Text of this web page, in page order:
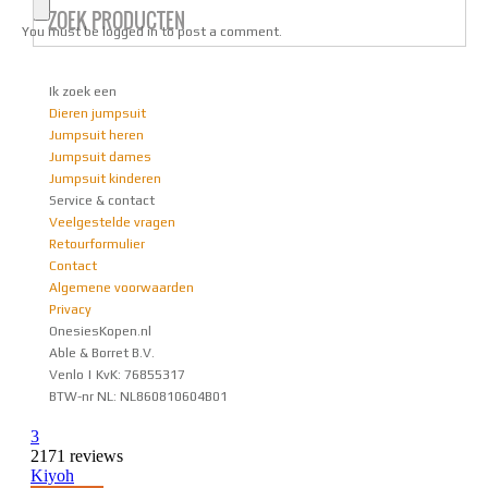
You must be logged in to post a comment.
Ik zoek een
Dieren jumpsuit
Jumpsuit heren
Jumpsuit dames
Jumpsuit kinderen
Service & contact
Veelgestelde vragen
Retourformulier
Contact
Algemene voorwaarden
Privacy
OnesiesKopen.nl
Able & Borret B.V.
Venlo | KvK: 76855317
BTW-nr NL: NL860810604B01